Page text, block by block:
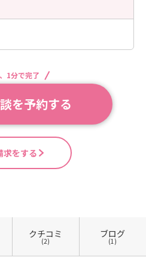
1分で完了
を予約する
求をする
クチコミ
(2)
ブログ
(1)